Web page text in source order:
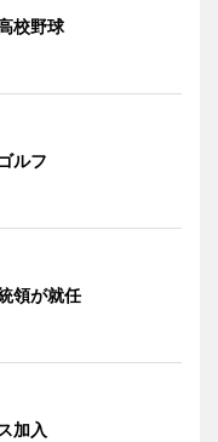
校野球
ルフ
領が就任
加入